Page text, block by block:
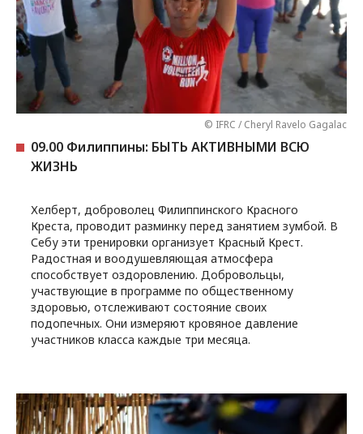
© IFRC / Cheryl Ravelo Gagalac
09.00 Филиппины: БЫТЬ АКТИВНЫМИ ВСЮ
ЖИЗНЬ
Хелберт, доброволец Филиппинского Красного
Креста, проводит разминку перед занятием зумбой. В
Себу эти тренировки организует Красный Крест.
Радостная и воодушевляющая атмосфера
способствует оздоровлению. Добровольцы,
участвующие в программе по общественному
здоровью, отслеживают состояние своих
подопечных. Они измеряют кровяное давление
участников класса каждые три месяца.